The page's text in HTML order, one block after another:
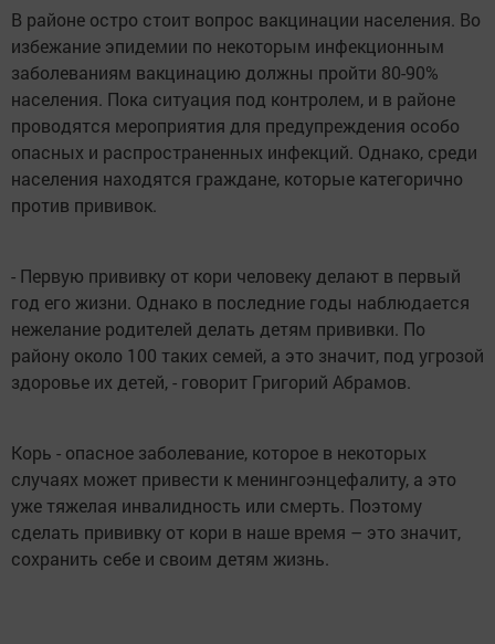
В районе остро стоит вопрос вакцинации населения. Во
избежание эпидемии по некоторым инфекционным
заболеваниям вакцинацию должны пройти 80-90%
населения. Пока ситуация под контролем, и в районе
проводятся мероприятия для предупреждения особо
опасных и распространенных инфекций. Однако, среди
населения находятся граждане, которые категорично
против прививок.
- Первую прививку от кори человеку делают в первый
год его жизни. Однако в последние годы наблюдается
нежелание родителей делать детям прививки. По
району около 100 таких семей, а это значит, под угрозой
здоровье их детей, - говорит Григорий Абрамов.
Корь - опасное заболевание, которое в некоторых
случаях может привести к менингоэнцефалиту, а это
уже тяжелая инвалидность или смерть. Поэтому
сделать прививку от кори в наше время – это значит,
сохранить себе и своим детям жизнь.